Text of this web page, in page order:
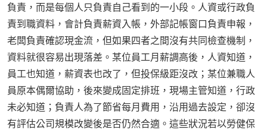
負責，而是每個人只負責自己看到的一小段。人資或行政負
責到職資料，會計負責薪資入帳，外部記帳窗口負責申報，
老闆負責確認現金流，但如果四者之間沒有共同檢查機制，
資料就很容易出現落差。某位員工月薪調高後，人資知道，
員工也知道，薪資表也改了，但投保級距沒改；某位兼職人
員原本偶爾協助，後來變成固定排班，現場主管知道，行政
未必知道；負責人為了節省每月費用，沿用過去設定，卻沒
有評估公司規模改變後是否仍然合適。這些狀況若以勞健保